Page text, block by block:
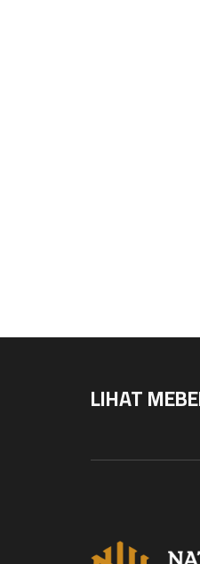
LIHAT